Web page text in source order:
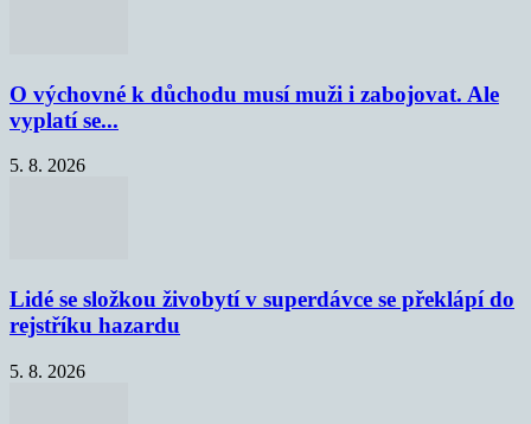
O výchovné k důchodu musí muži i zabojovat. Ale
vyplatí se...
5. 8. 2026
Lidé se složkou živobytí v superdávce se překlápí do
rejstříku hazardu
5. 8. 2026